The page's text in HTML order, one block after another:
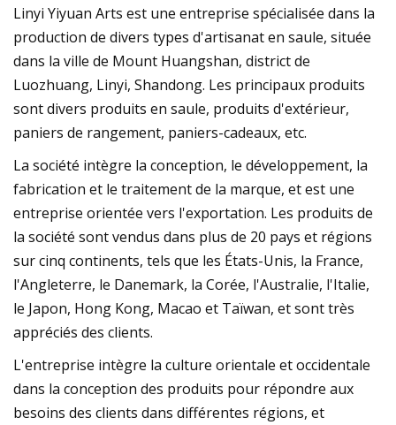
Linyi Yiyuan Arts est une entreprise spécialisée dans la
production de divers types d'artisanat en saule, située
dans la ville de Mount Huangshan, district de
Luozhuang, Linyi, Shandong. Les principaux produits
sont divers produits en saule, produits d'extérieur,
paniers de rangement, paniers-cadeaux, etc.
La société intègre la conception, le développement, la
fabrication et le traitement de la marque, et est une
entreprise orientée vers l'exportation. Les produits de
la société sont vendus dans plus de 20 pays et régions
sur cinq continents, tels que les États-Unis, la France,
l'Angleterre, le Danemark, la Corée, l'Australie, l'Italie,
le Japon, Hong Kong, Macao et Taïwan, et sont très
appréciés des clients.
L'entreprise intègre la culture orientale et occidentale
dans la conception des produits pour répondre aux
besoins des clients dans différentes régions, et